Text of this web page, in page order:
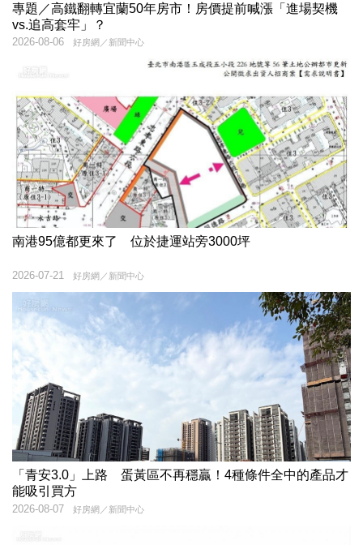
專題／高鐵翻轉宜蘭50年房市！房價提前喊漲「進場契機
vs.追高套牢」？
好房網／新聞中心
2026-08-06
南港95億都更來了 位於捷運站旁3000坪
好房網／新聞中心
2026-07-21
「青安3.0」上路 蛋黃區不再穩贏！4種條件全中的產品才
能吸引買方
好房網／新聞中心
2026-08-07